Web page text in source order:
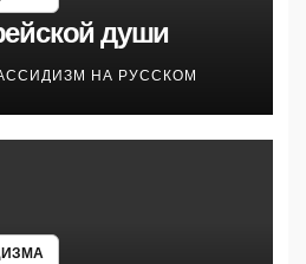
души
НА РУССКОМ